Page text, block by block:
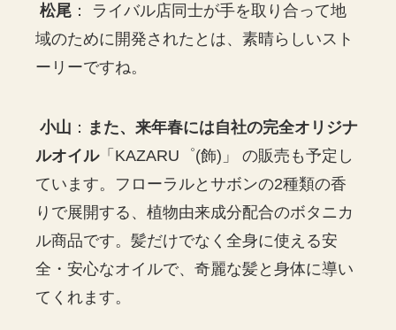
松尾 ： ライバル店同士が手を取り合って地
域のために開発されたとは、素晴らしいスト
ーリーですね。
小山 ： また、来年春には自社の完全オリジナ
ルオイル「KAZARU゜(飾)」 の販売も予定し
ています。フローラルとサボンの2種類の香
りで展開する、植物由来成分配合のボタニカ
ル商品です。髪だけでなく全身に使える安
全・安心なオイルで、奇麗な髪と身体に導い
てくれます。